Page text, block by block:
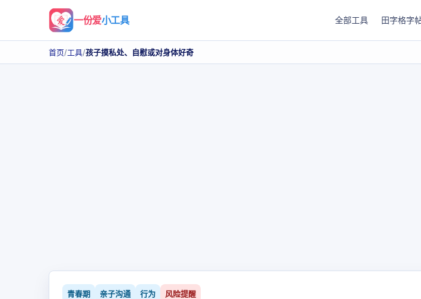
一份爱小工具 全部工具 田字格字
首页/工具/孩子摸私处、自慰或对身体好奇
青春期 亲子沟通 行为 风险提醒